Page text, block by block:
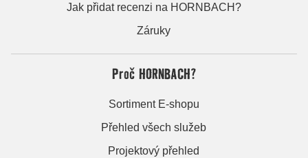
Jak přidat recenzi na HORNBACH?
Záruky
Proč HORNBACH?
Sortiment E-shopu
Přehled všech služeb
Projektový přehled